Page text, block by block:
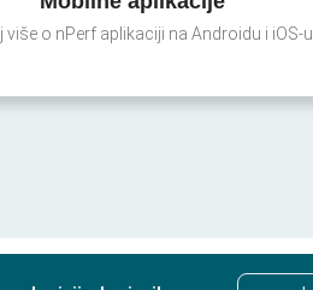
više o nPerf aplikaciji na Androidu i iOS-u